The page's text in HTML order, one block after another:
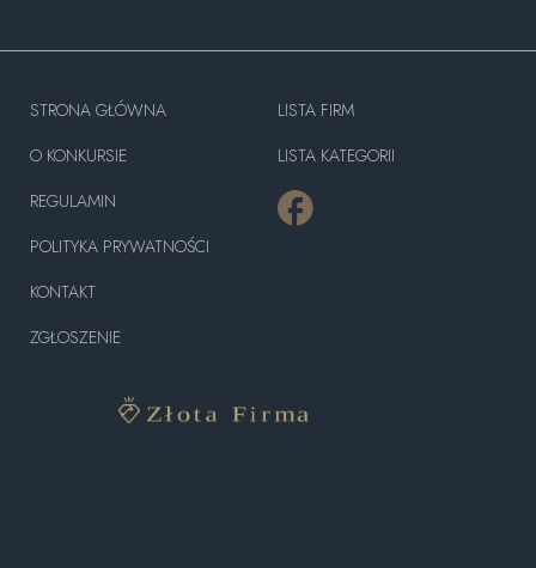
STRONA GŁÓWNA
O KONKURSIE
REGULAMIN
POLITYKA PRYWATNOŚCI
KONTAKT
ZGŁOSZENIE
LISTA FIRM
LISTA KATEGORII